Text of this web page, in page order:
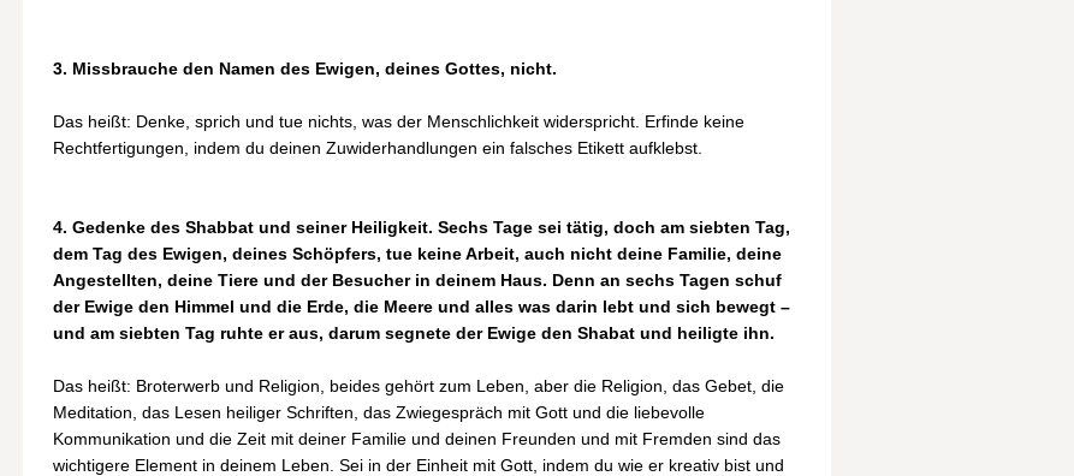
3. Missbrauche den Namen des Ewigen, deines Gottes, nicht.
Das heißt: Denke, sprich und tue nichts, was der Menschlichkeit widerspricht. Erfinde keine
Rechtfertigungen, indem du deinen Zuwiderhandlungen ein falsches Etikett aufklebst.
4. Gedenke des Shabbat und seiner Heiligkeit. Sechs Tage sei tätig, doch am siebten Tag,
dem Tag des Ewigen, deines Schöpfers, tue keine Arbeit, auch nicht deine Familie, deine
Angestellten, deine Tiere und der Besucher in deinem Haus. Denn an sechs Tagen schuf
der Ewige den Himmel und die Erde, die Meere und alles was darin lebt und sich bewegt –
und am siebten Tag ruhte er aus, darum segnete der Ewige den Shabat und heiligte ihn.
Das heißt: Broterwerb und Religion, beides gehört zum Leben, aber die Religion, das Gebet, die
Meditation, das Lesen heiliger Schriften, das Zwiegespräch mit Gott und die liebevolle
Kommunikation und die Zeit mit deiner Familie und deinen Freunden und mit Fremden sind das
wichtigere Element in deinem Leben. Sei in der Einheit mit Gott, indem du wie er kreativ bist und